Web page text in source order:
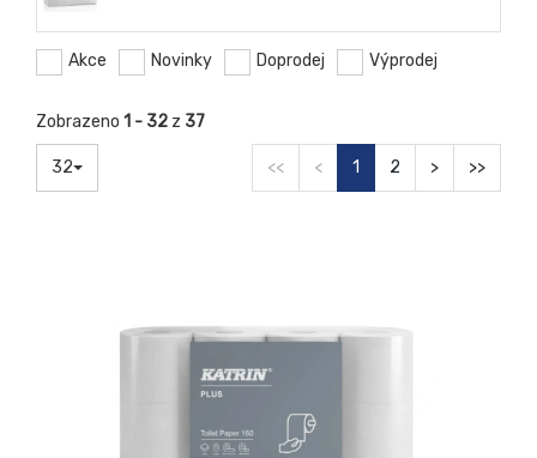
Akce Novinky Doprodej Výprodej
Zobrazeno 1 - 32 z 37
32 << < 1 2 > >>